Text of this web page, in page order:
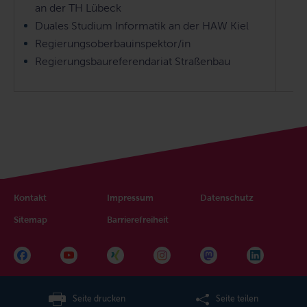
an der TH Lübeck
Duales Studium Informatik an der HAW Kiel
Regierungsoberbauinspektor/in
Regierungsbaureferendariat Straßenbau
Kontakt Impressum Datenschutz
Sitemap Barrierefreiheit
Seite drucken Seite teilen